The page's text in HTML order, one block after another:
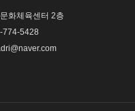
화체육센터 2층
774-5428